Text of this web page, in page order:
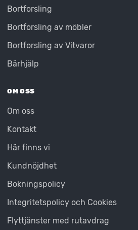
Bortforsling
Bortforsling av möbler
Bortforsling av Vitvaror
Bärhjälp
OM OSS
Om oss
Kontakt
Här finns vi
Kundnöjdhet
Bokningspolicy
Integritetspolicy och Cookies
Flyttjänster med rutavdrag